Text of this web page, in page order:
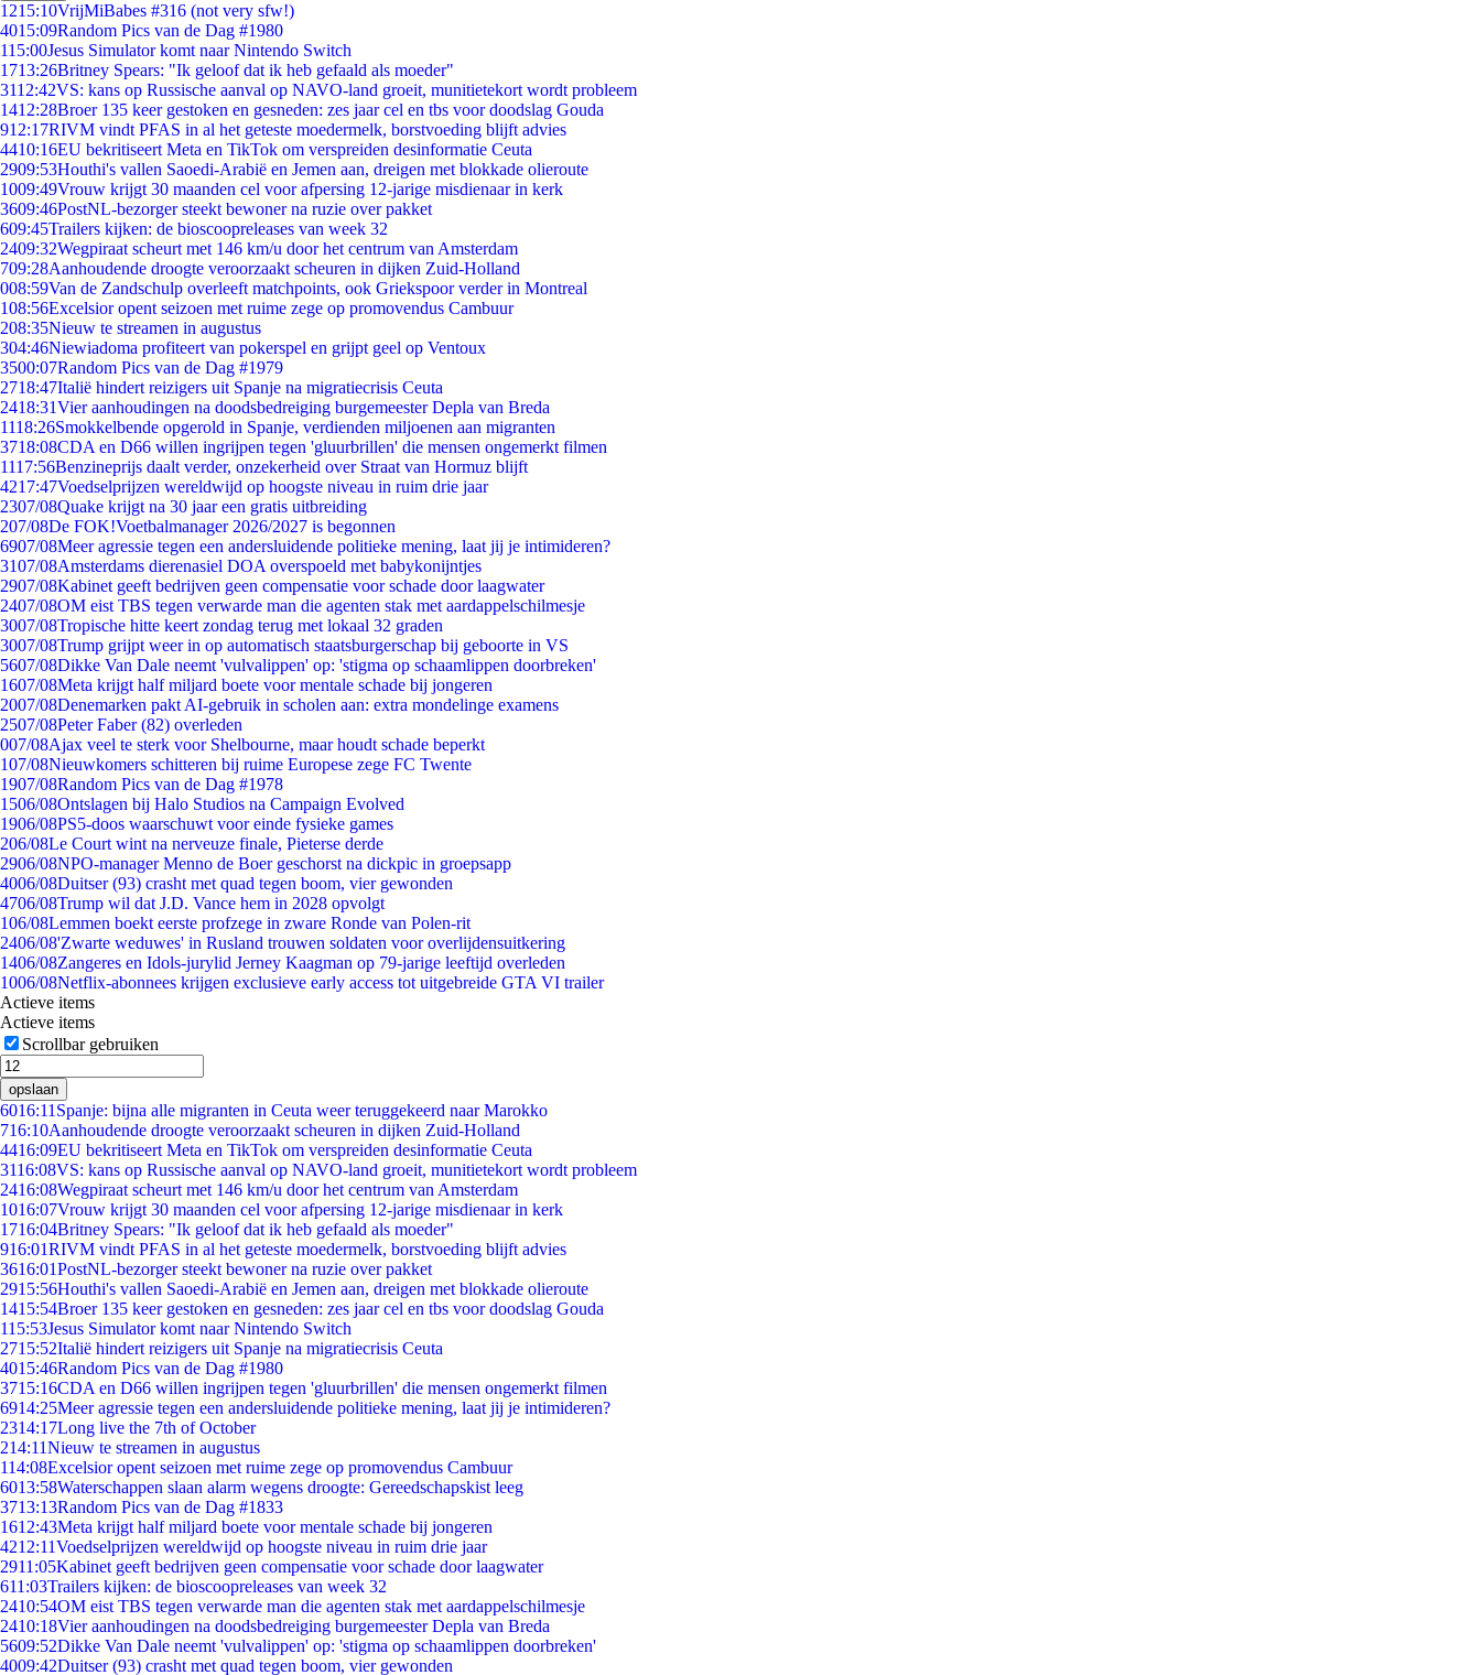
1215:10VrijMiBabes #316 (not very sfw!)
4015:09Random Pics van de Dag #1980
115:00Jesus Simulator komt naar Nintendo Switch
1713:26Britney Spears: "Ik geloof dat ik heb gefaald als moeder"
3112:42VS: kans op Russische aanval op NAVO-land groeit, munitietekort wordt probleem
1412:28Broer 135 keer gestoken en gesneden: zes jaar cel en tbs voor doodslag Gouda
912:17RIVM vindt PFAS in al het geteste moedermelk, borstvoeding blijft advies
4410:16EU bekritiseert Meta en TikTok om verspreiden desinformatie Ceuta
2909:53Houthi's vallen Saoedi-Arabië en Jemen aan, dreigen met blokkade olieroute
1009:49Vrouw krijgt 30 maanden cel voor afpersing 12-jarige misdienaar in kerk
3609:46PostNL-bezorger steekt bewoner na ruzie over pakket
609:45Trailers kijken: de bioscoopreleases van week 32
2409:32Wegpiraat scheurt met 146 km/u door het centrum van Amsterdam
709:28Aanhoudende droogte veroorzaakt scheuren in dijken Zuid-Holland
008:59Van de Zandschulp overleeft matchpoints, ook Griekspoor verder in Montreal
108:56Excelsior opent seizoen met ruime zege op promovendus Cambuur
208:35Nieuw te streamen in augustus
304:46Niewiadoma profiteert van pokerspel en grijpt geel op Ventoux
3500:07Random Pics van de Dag #1979
2718:47Italië hindert reizigers uit Spanje na migratiecrisis Ceuta
2418:31Vier aanhoudingen na doodsbedreiging burgemeester Depla van Breda
1118:26Smokkelbende opgerold in Spanje, verdienden miljoenen aan migranten
3718:08CDA en D66 willen ingrijpen tegen 'gluurbrillen' die mensen ongemerkt filmen
1117:56Benzineprijs daalt verder, onzekerheid over Straat van Hormuz blijft
4217:47Voedselprijzen wereldwijd op hoogste niveau in ruim drie jaar
2307/08Quake krijgt na 30 jaar een gratis uitbreiding
207/08De FOK!Voetbalmanager 2026/2027 is begonnen
6907/08Meer agressie tegen een andersluidende politieke mening, laat jij je intimideren?
3107/08Amsterdams dierenasiel DOA overspoeld met babykonijntjes
2907/08Kabinet geeft bedrijven geen compensatie voor schade door laagwater
2407/08OM eist TBS tegen verwarde man die agenten stak met aardappelschilmesje
3007/08Tropische hitte keert zondag terug met lokaal 32 graden
3007/08Trump grijpt weer in op automatisch staatsburgerschap bij geboorte in VS
5607/08Dikke Van Dale neemt 'vulvalippen' op: 'stigma op schaamlippen doorbreken'
1607/08Meta krijgt half miljard boete voor mentale schade bij jongeren
2007/08Denemarken pakt AI-gebruik in scholen aan: extra mondelinge examens
2507/08Peter Faber (82) overleden
007/08Ajax veel te sterk voor Shelbourne, maar houdt schade beperkt
107/08Nieuwkomers schitteren bij ruime Europese zege FC Twente
1907/08Random Pics van de Dag #1978
1506/08Ontslagen bij Halo Studios na Campaign Evolved
1906/08PS5-doos waarschuwt voor einde fysieke games
206/08Le Court wint na nerveuze finale, Pieterse derde
2906/08NPO-manager Menno de Boer geschorst na dickpic in groepsapp
4006/08Duitser (93) crasht met quad tegen boom, vier gewonden
4706/08Trump wil dat J.D. Vance hem in 2028 opvolgt
106/08Lemmen boekt eerste profzege in zware Ronde van Polen-rit
2406/08'Zwarte weduwes' in Rusland trouwen soldaten voor overlijdensuitkering
1406/08Zangeres en Idols-jurylid Jerney Kaagman op 79-jarige leeftijd overleden
1006/08Netflix-abonnees krijgen exclusieve early access tot uitgebreide GTA VI trailer
Actieve items
Actieve items
Scrollbar gebruiken
opslaan
6016:11 Spanje: bijna alle migranten in Ceuta weer teruggekeerd naar Marokko
716:10Aanhoudende droogte veroorzaakt scheuren in dijken Zuid-Holland
4416:09EU bekritiseert Meta en TikTok om verspreiden desinformatie Ceuta
3116:08VS: kans op Russische aanval op NAVO-land groeit, munitietekort wordt probleem
2416:08Wegpiraat scheurt met 146 km/u door het centrum van Amsterdam
1016:07Vrouw krijgt 30 maanden cel voor afpersing 12-jarige misdienaar in kerk
1716:04Britney Spears: "Ik geloof dat ik heb gefaald als moeder"
916:01RIVM vindt PFAS in al het geteste moedermelk, borstvoeding blijft advies
3616:01PostNL-bezorger steekt bewoner na ruzie over pakket
2915:56Houthi's vallen Saoedi-Arabië en Jemen aan, dreigen met blokkade olieroute
1415:54Broer 135 keer gestoken en gesneden: zes jaar cel en tbs voor doodslag Gouda
115:53Jesus Simulator komt naar Nintendo Switch
2715:52Italië hindert reizigers uit Spanje na migratiecrisis Ceuta
4015:46Random Pics van de Dag #1980
3715:16CDA en D66 willen ingrijpen tegen 'gluurbrillen' die mensen ongemerkt filmen
6914:25Meer agressie tegen een andersluidende politieke mening, laat jij je intimideren?
2314:17Long live the 7th of October
214:11Nieuw te streamen in augustus
114:08Excelsior opent seizoen met ruime zege op promovendus Cambuur
6013:58Waterschappen slaan alarm wegens droogte: Gereedschapskist leeg
3713:13Random Pics van de Dag #1833
1612:43Meta krijgt half miljard boete voor mentale schade bij jongeren
4212:11Voedselprijzen wereldwijd op hoogste niveau in ruim drie jaar
2911:05Kabinet geeft bedrijven geen compensatie voor schade door laagwater
611:03Trailers kijken: de bioscoopreleases van week 32
2410:54OM eist TBS tegen verwarde man die agenten stak met aardappelschilmesje
2410:18Vier aanhoudingen na doodsbedreiging burgemeester Depla van Breda
5609:52Dikke Van Dale neemt 'vulvalippen' op: 'stigma op schaamlippen doorbreken'
4009:42Duitser (93) crasht met quad tegen boom, vier gewonden